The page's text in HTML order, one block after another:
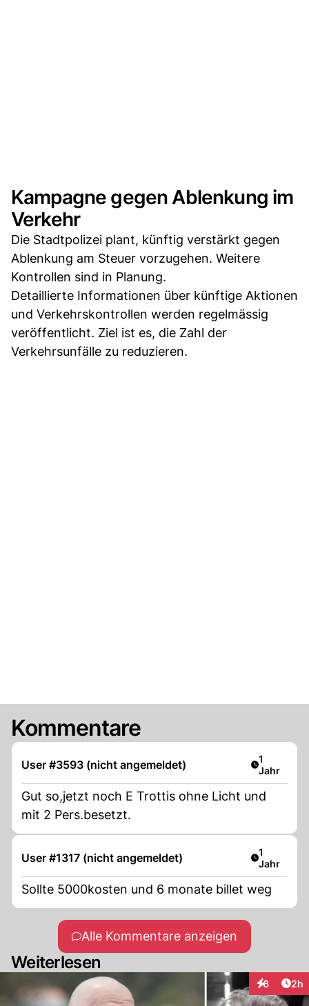
Kampagne gegen Ablenkung im
Verkehr
Die Stadtpolizei plant, künftig verstärkt gegen
Ablenkung am Steuer vorzugehen. Weitere
Kontrollen sind in Planung.
Detaillierte Informationen über künftige Aktionen
und Verkehrskontrollen werden regelmässig
veröffentlicht. Ziel ist es, die Zahl der
Verkehrsunfälle zu reduzieren.
Kommentare
User #3593 (nicht angemeldet) Artikel
1
Jahr
Gut so,jetzt noch E Trottis ohne Licht und
mit 2 Pers.besetzt.
User #1317 (nicht angemeldet) Artikel
1
Jahr
Sollte 5000kosten und 6 monate billet weg
Alle Kommentare anzeigen
Weiterlesen
6 2h